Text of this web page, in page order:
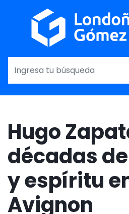
al
Hugo
décadas
y espíritu
Avignon